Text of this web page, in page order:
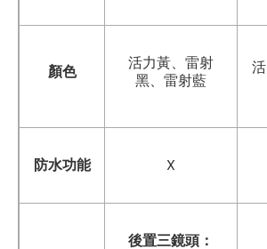
顏色
活力黃、雷射
黑、雷射藍
防水功能 X
後置三鏡頭：